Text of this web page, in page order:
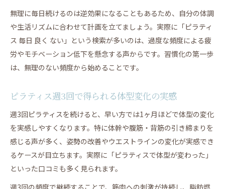
無理に毎日続けるのは逆効果になることもあるため、自分の体調
や生活リズムに合わせて計画を立てましょう。実際に「ピラティ
ス 毎日 良く ない」という検索が多いのは、過度な頻度による疲
労やモチベーション低下を懸念する声からです。習慣化の第一歩
は、無理のない頻度から始めることです。
ピラティス週3回で得られる体型変化の実感
週3回ピラティスを続けると、早い方では1ヶ月ほどで体型の変化
を実感しやすくなります。特に体幹や腹筋・背筋の引き締まりを
感じる声が多く、姿勢の改善やウエストラインの変化が実感でき
るケースが目立ちます。実際に「ピラティスで体型が変わった」
といった口コミも多く見られます。
週3回の頻度で継続することで、筋肉への刺激が持続し、脂肪燃